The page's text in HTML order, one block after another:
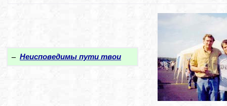
– Неисповедимы пути твои